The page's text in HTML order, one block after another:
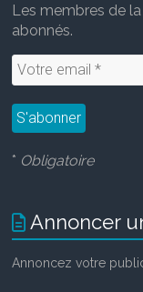
Les membres de
abonnés.
* Obligatoire
Annoncer
Annoncez votre